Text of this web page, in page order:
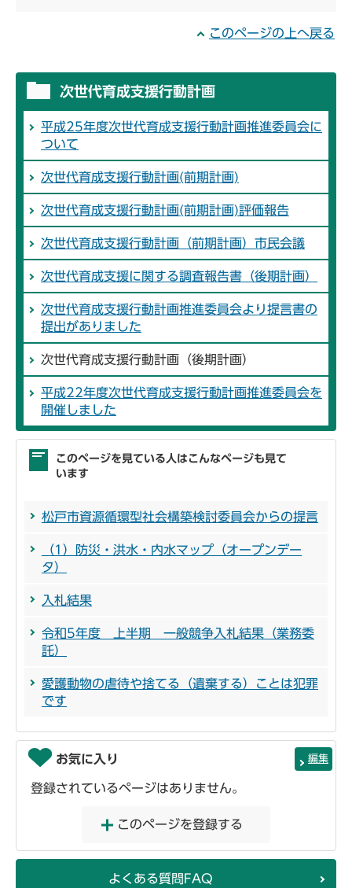
このページの上へ戻る
次世代育成支援行動計画
平成25年度次世代育成支援行動計画推進委員会に
ついて
次世代育成支援行動計画(前期計画)
次世代育成支援行動計画(前期計画)評価報告
次世代育成支援行動計画（前期計画）市民会議
次世代育成支援に関する調査報告書（後期計画）
次世代育成支援行動計画推進委員会より提言書の
提出がありました
次世代育成支援行動計画（後期計画）
平成22年度次世代育成支援行動計画推進委員会を
開催しました
このページを見ている人はこんなページも見て
います
松戸市資源循環型社会構築検討委員会からの提言
（1）防災・洪水・内水マップ（オープンデー
タ）
入札結果
令和5年度 上半期 一般競争入札結果（業務委
託）
愛護動物の虐待や捨てる（遺棄する）ことは犯罪
です
お気に入り 編集
登録されているページはありません。
このページを登録する
よくある質問FAQ